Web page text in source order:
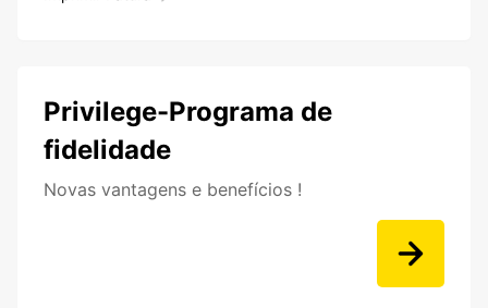
Privilege-Programa de
fidelidade
Novas vantagens e benefícios !